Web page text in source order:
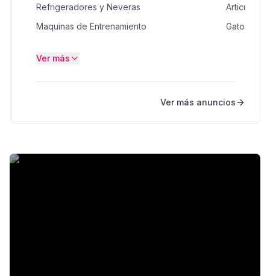
Refrigeradores y Neveras
Maquinas de Entrenamiento
Ropa
Articulos
Gatos en
Ver más
Ver más anuncios